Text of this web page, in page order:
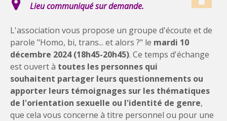
Lieu communiqué sur demande.
L'association vous propose un groupe d'écoute et de
parole "Homo, bi, trans... et alors ?" le mardi 10
décembre 2024 (18h45-20h45). Ce temps d'échange
est ouvert à toutes les personnes qui
souhaitent partager leurs questionnements ou
apporter leurs témoignages sur les thématiques
de l'orientation sexuelle ou l'identité de genre,
que cela vous concerne à titre personnel ou pour une